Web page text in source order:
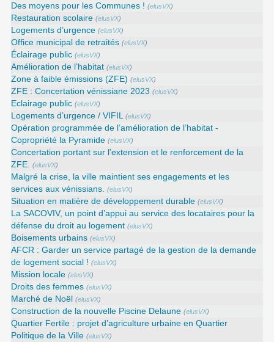
Des moyens pour les Communes ! (elusVX)
Restauration scolaire (elusVX)
Logements d’urgence (elusVX)
Office municipal de retraités (elusVX)
Éclairage public (elusVX)
Amélioration de l’habitat (elusVX)
Zone à faible émissions (ZFE) (elusVX)
ZFE : Concertation vénissiane 2023 (elusVX)
Eclairage public (elusVX)
Logements d’urgence / VIFIL (elusVX)
Opération programmée de l’amélioration de l’habitat -
Copropriété la Pyramide (elusVX)
Concertation portant sur l’extension et le renforcement de la
ZFE.
(elusVX)
Malgré la crise, la ville maintient ses engagements et les
services aux vénissians.
(elusVX)
Situation en matière de développement durable (elusVX)
La SACOVIV, un point d’appui au service des locataires pour la
défense du droit au logement (elusVX)
Boisements urbains (elusVX)
AFCR : Garder un service partagé de la gestion de la demande
de logement social ! (elusVX)
Mission locale (elusVX)
Droits des femmes (elusVX)
Marché de Noël (elusVX)
Construction de la nouvelle Piscine Delaune (elusVX)
Quartier Fertile : projet d’agriculture urbaine en Quartier
Politique de la Ville (elusVX)